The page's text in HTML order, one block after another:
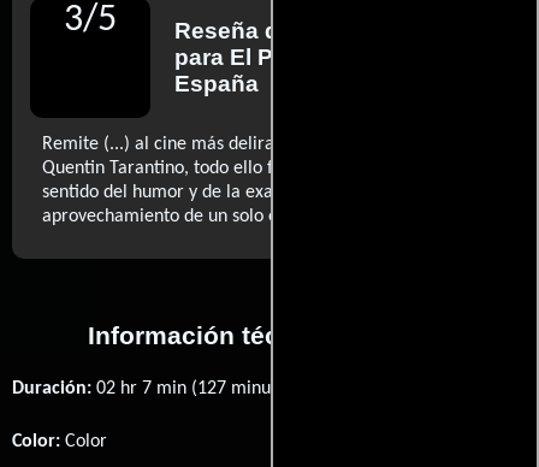
3/5 Reseña de
para El Periódico de
España
Remite (...) al cine más delirante de Guy Ritchie y al de
Quentin Tarantino, todo ello filtrado por un dislocado
sentido del humor y de la exageración y el buen
aprovechamiento de un solo espacio (…)
Información técnica y general
Duración: 02 hr 7 min (127 minutos) .
Color: Color